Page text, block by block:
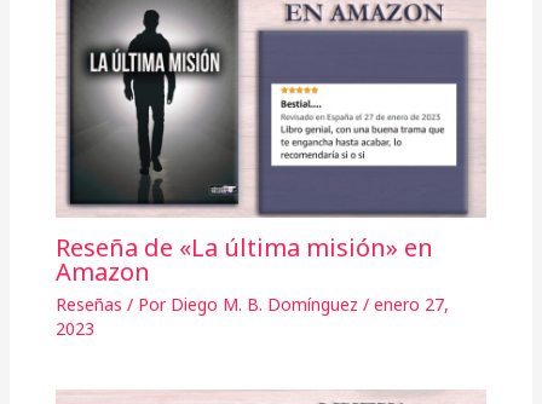
Reseña de «La última misión» en
Amazon
Reseñas / Por Diego M. B. Domínguez / enero 27,
2023